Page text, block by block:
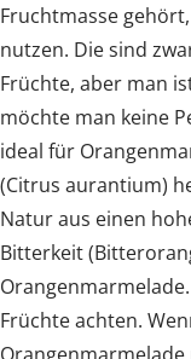
Fruchtmasse
nutzen. Die sind
Früchte, aber man
möchte man keine
ideal für
(Citrus aurantium)
Natur aus einen
Bitterkeit
Früchte achten.